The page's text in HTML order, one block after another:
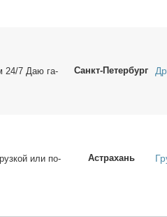
24/7 Даю га­
Санкт-Петербург
или по­
Астрахань